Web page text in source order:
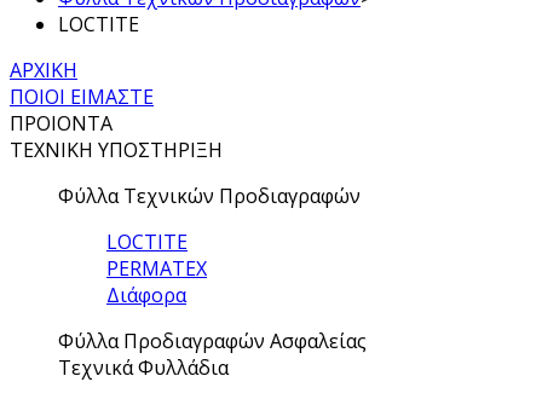
LOCTITE
ΑΡΧΙΚΗ
ΠΟΙΟΙ ΕΙΜΑΣΤΕ
ΠΡΟΙΟΝΤΑ
ΤΕΧΝΙΚΗ ΥΠΟΣΤΗΡΙΞΗ
Φύλλα Τεχνικών Προδιαγραφών
LOCTITE
PERMATEX
Διάφορα
Φύλλα Προδιαγραφών Ασφαλείας
Τεχνικά Φυλλάδια